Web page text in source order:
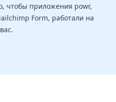
чтобы приложения powr,
Form, работали на
вас.